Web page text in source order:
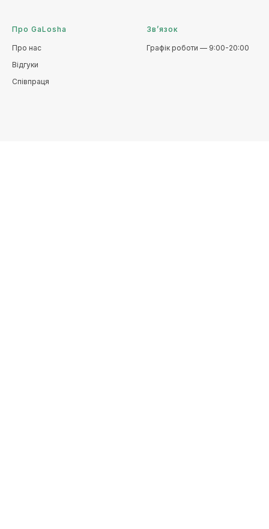
Про GaLosha
Про нас
Відгуки
Співпраця
Зв’язок
Графік роботи — 9:00-20:00